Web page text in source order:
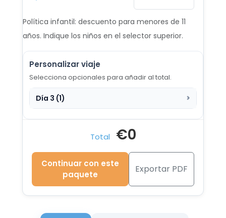
Desde €1.222
20 AGO - 29 AGO 2026
Desde €1.208
Desde €1.178
22 AGO - 31 AGO 2026
Desde €1.148
23 AGO - 1 SEP 2026
Desde €1.128
24 AGO - 2 SEP 2026
Política infantil: descuento para menores de 11
años. Indique los niños en el selector superior.
Personalizar viaje
Selecciona opcionales para añadir al total.
Día 3 (1)
Total €0
Continuar con este
paquete
Exportar PDF